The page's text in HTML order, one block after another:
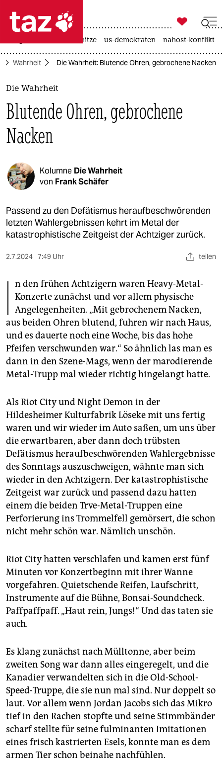
 taz zahl ich
taz zahl ich
themen
politik
öko
kultur
berlin
verlag
verlag
veranstaltungen
shop
fragen & hilfe
abo
genossenschaft
epaper login

taz zahl ich
hitze us-demokraten nahost-konflikt
Wahrheit Die Wahrheit: Blutende Ohren, gebrochene Nacken
Die Wahrheit
Blutende Ohren, gebrochene
Nacken
Kolumne Die Wahrheit
von Frank Schäfer
Passend zu den Defätismus heraufbeschwörenden
letzten Wahlergebnissen kehrt im Metal der
katastrophistische Zeitgeist der Achtziger zurück.
2.7.2024 7:49 Uhr teilen
I n den frühen Achtzigern waren Heavy-Metal-
Konzerte zunächst und vor allem physische
Angelegenheiten. „Mit gebrochenem Nacken,
aus beiden Ohren blutend, fuhren wir nach Haus,
und es dauerte noch eine Woche, bis das hohe
Pfeifen verschwunden war.“ So ähnlich las man es
dann in den Szene-Mags, wenn der marodierende
Metal-Trupp mal wieder richtig hingelangt hatte.
Als Riot City und Night Demon in der
Hildesheimer Kulturfabrik Löseke mit uns fertig
waren und wir wieder im Auto saßen, um uns über
die erwartbaren, aber dann doch trübsten
Defätismus heraufbeschwörenden Wahlergebnisse
des Sonntags auszuschweigen, wähnte man sich
wieder in den Achtzigern. Der katastrophistische
Zeitgeist war zurück und passend dazu hatten
einem die beiden Trve-Metal-Truppen eine
Perforierung ins Trommelfell gemörsert, die schon
nicht mehr schön war. Nämlich unschön.
Riot City hatten verschlafen und kamen erst fünf
Minuten vor Konzertbeginn mit ihrer Wanne
vorgefahren. Quietschende Reifen, Laufschritt,
Instrumente auf die Bühne, Bonsai-Soundcheck.
Paffpaffpaff. „Haut rein, Jungs!“ Und das taten sie
auch.
Es klang zunächst nach Mülltonne, aber beim
zweiten Song war dann alles eingeregelt, und die
Kanadier verwandelten sich in die Old-School-
Speed-Truppe, die sie nun mal sind. Nur doppelt so
laut. Vor allem wenn Jordan Jacobs sich das Mikro
tief in den Rachen stopfte und seine Stimmbänder
scharf stellte für seine fulminanten Imitationen
eines frisch kastrierten Esels, konnte man es dem
armen Tier schon beinahe nachfühlen.